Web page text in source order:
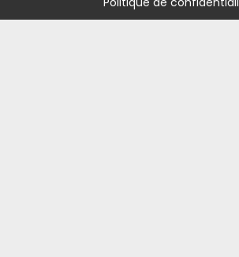
Lieu dit saint-martin 09310 Les